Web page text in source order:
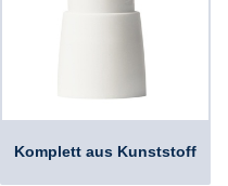
Komplett aus Kunststoff